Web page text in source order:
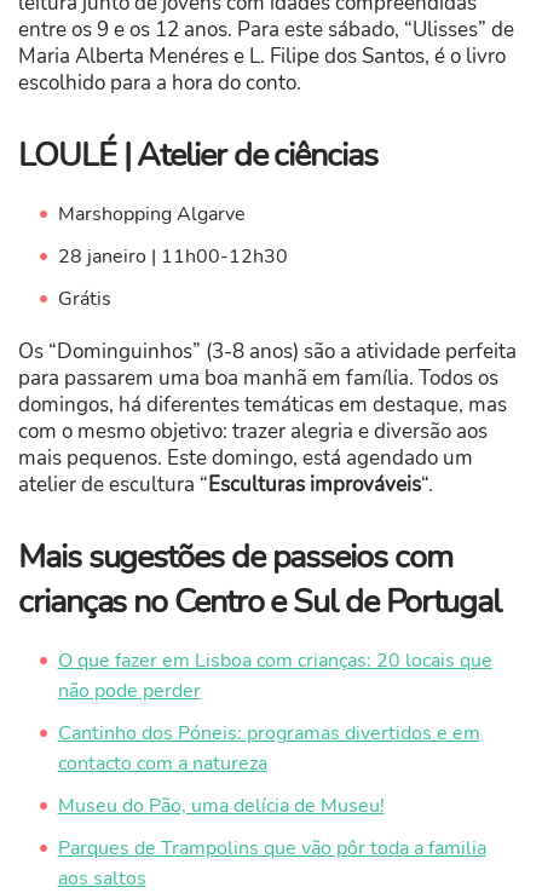
entre os 9 e os 12 anos. Para este sábado, “Ulisses” de
Maria Alberta Menéres e L. Filipe dos Santos, é o livro
escolhido para a hora do conto.
LOULÉ | Atelier de ciências
Marshopping Algarve
28 janeiro | 11h00-12h30
Grátis
Os “Dominguinhos” (3-8 anos) são a atividade perfeita
para passarem uma boa manhã em família. Todos os
domingos, há diferentes temáticas em destaque, mas
com o mesmo objetivo: trazer alegria e diversão aos
mais pequenos. Este domingo, está agendado um
atelier de escultura “Esculturas improváveis“.
Mais sugestões de passeios com
crianças no Centro e Sul de Portugal
O que fazer em Lisboa com crianças: 20 locais que
não pode perder
Cantinho dos Póneis: programas divertidos e em
contacto com a natureza
Museu do Pão, uma delícia de Museu!
Parques de Trampolins que vão pôr toda a familia
aos saltos